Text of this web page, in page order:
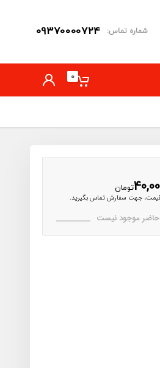
شماره تماس: 09370000724
0
تومان
قیمت، جهت سفارش تماس بگیرید.
حاضر موجود نیست